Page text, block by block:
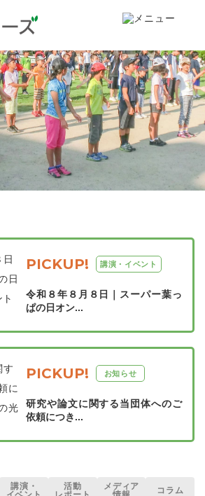
PICKUP! 講演・イベント
令和８年８月８日｜スーパー葉っ
ぱの日オン...
PICKUP! お知らせ
研究や論文に関する当団体へのご
依頼につき...
講演・
活動
メディア
コラム